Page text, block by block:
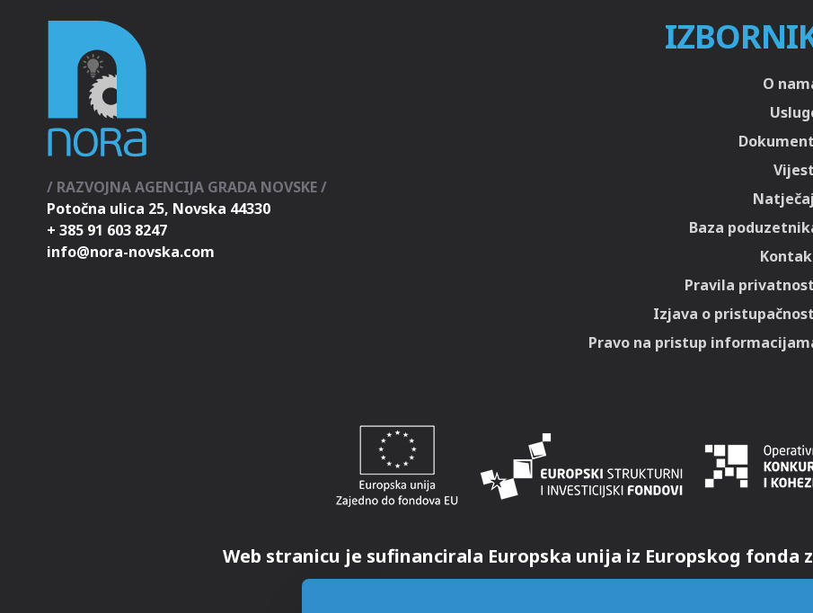
/ RAZVOJNA AGENCIJA GRADA NOVSKE /
Potočna ulica 25, Novska 44330
+ 385 91 603 8247
O
Baza
Pravila
Izjava o
Pravo na pristup
Web stranicu je sufinancirala Europska unija iz Europskog fonda